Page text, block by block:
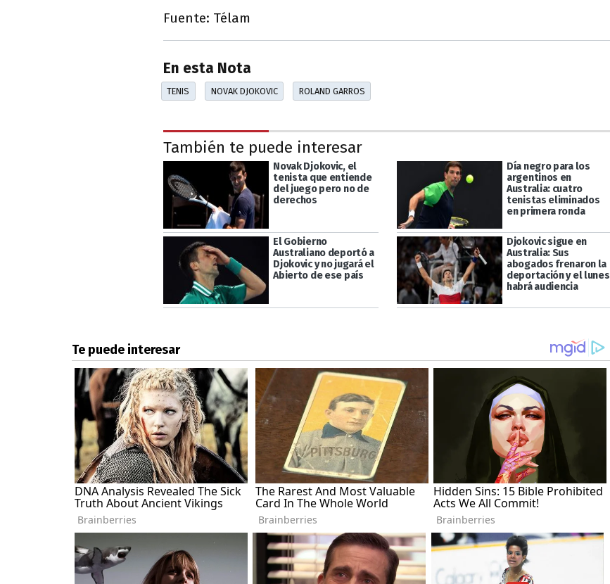
Fuente: Télam
En esta Nota
TENIS NOVAK DJOKOVIC ROLAND GARROS
También te puede interesar
Novak Djokovic, el
tenista que entiende
del juego pero no de
derechos
Día negro para los
argentinos en
Australia: cuatro
tenistas eliminados
en primera ronda
El Gobierno
Australiano deportó a
Djokovic y no jugará el
Abierto de ese país
Djokovic sigue en
Australia: Sus
abogados frenaron la
deportación y el lunes
habrá audiencia